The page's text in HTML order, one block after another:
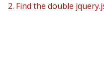
2. Find the double